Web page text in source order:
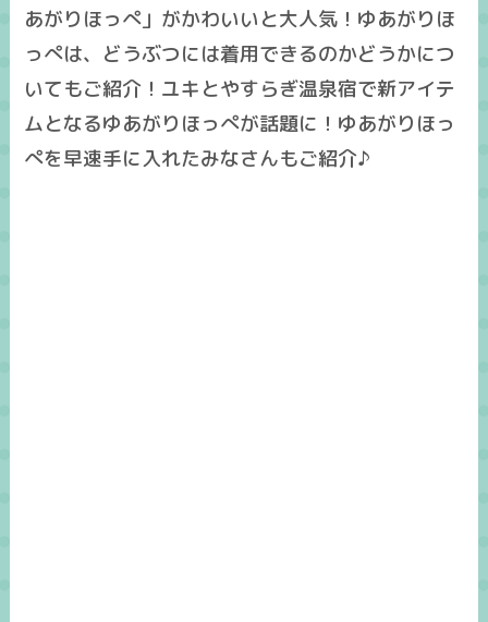
あがりほっぺ」がかわいいと大人気！ゆあがりほ
っぺは、どうぶつには着用できるのかどうかにつ
いてもご紹介！ユキとやすらぎ温泉宿で新アイテ
ムとなるゆあがりほっぺが話題に！ゆあがりほっ
ぺを早速手に入れたみなさんもご紹介♪